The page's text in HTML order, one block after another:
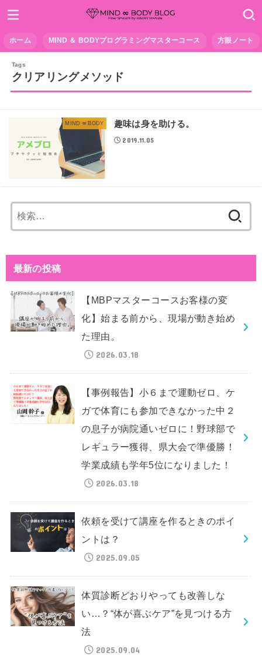
ホーム MIND ＆ BODYプログラミングマスターコース 方眼ノート
クリアリングメソッド
MIND ∞ BODY 趣味は身を助ける。
2019.11.05
索:
最新の投稿
【MBPマスターコースお客様の変
化】始まる前から、現場が動き始め
た理由。
2026.03.18
【事例報告】小６まで運動ゼロ、ケ
ガで体育にも参加できなかった中２
の息子が病院通いゼロに！野球部で
レギュラー獲得、県大会で準優勝！
学業成績も学年5位になりました！
2026.03.18
依頼を受けて講座を作るときのポイ
ントは？
2025.09.05
体質診断どおりやっても改善しな
い…？“体が喜ぶケア”を見つける方
法
2025.09.04